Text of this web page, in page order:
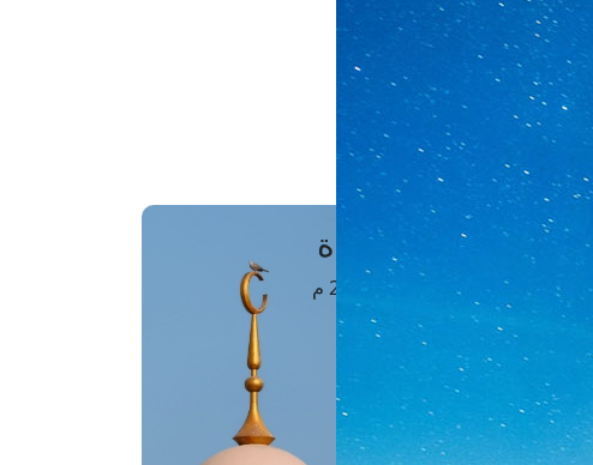
حجز موعد
الفتوى الهاتفية
مَواقِيتُ الصَّـــلاة
القاهرة · 07 أغسطس 2026 م
الفجر
الظهر